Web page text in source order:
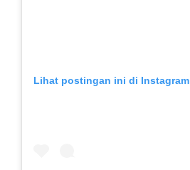
Lihat postingan ini di Instagram